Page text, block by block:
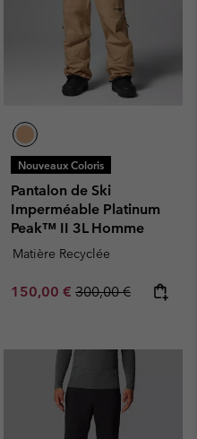
Nouveaux Coloris
Pantalon de Ski
Imperméable Platinum
Peak™ II 3L Homme
Matière Recyclée
Sale price:
150,00 € Regular price:
300,00 €